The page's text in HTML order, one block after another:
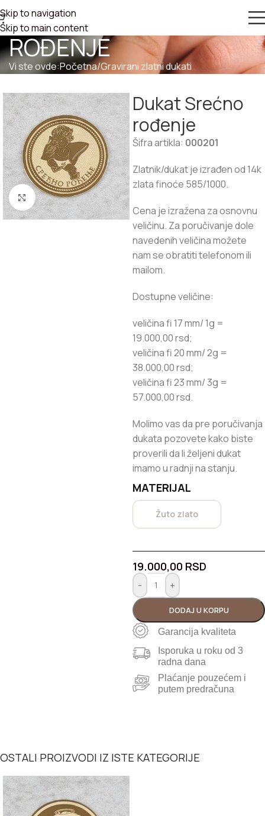
Skip to navigation
Skip to main content
DUKAT SREĆNO
ROĐENJE
Vi ste ovde:Početna/Gravirani zlatni dukati
Zumiraj sliku
Dukat Srećno
rođenje
Šifra artikla: 000201
Zlatnik/dukat je izrađen od 14k
zlata finoće 585/1000.
Cena je izražena za osnovnu
veličinu. Za poručivanje dole
navedenih veličina možete
nam se obratiti telefonom ili
mailom.
Dostupne veličine:
veličina fi 17 mm/ 1g =
19.000,00 rsd;
veličina fi 20 mm/ 2g =
38.000,00 rsd;
veličina fi 23 mm/ 3g =
57.000,00 rsd.
Molimo vas da pre poručivanja
dukata pozovete kako biste
proverili da li željeni dukat
imamo u radnji na stanju.
MATERIJAL
Žuto zlato
19.000,00 RSD
- +
DODAJ U KORPU
Garancija kvaliteta
Isporuka u roku od 3
radna dana
Plaćanje pouzećem i
putem predračuna
OSTALI PROIZVODI IZ ISTE KATEGORIJE